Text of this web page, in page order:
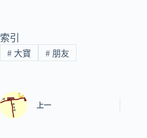
索引
#大寶 #朋友
上一